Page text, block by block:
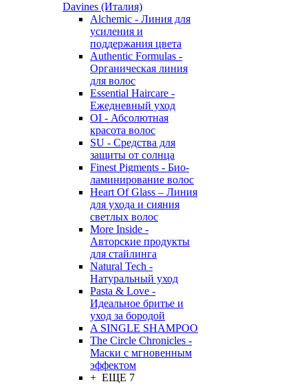
Davines (Италия)
Alchemic - Линия для
усиления и
поддержания цвета
Authentic Formulas -
Органическая линия
для волос
Essential Haircare -
Eжедневный уход
OI - Абсолютная
красота волос
SU - Средства для
защиты от солнца
Finest Pigments - Био-
ламинирование волос
Heart Of Glass – Линия
для ухода и сияния
светлых волос
More Inside -
Авторские продукты
для стайлинга
Natural Tech -
Натуральный уход
Pasta & Love -
Идеальное бритье и
уход за бородой
A SINGLE SHAMPOO
The Circle Chronicles -
Маски с мгновенным
эффектом
+ ЕЩЕ 7